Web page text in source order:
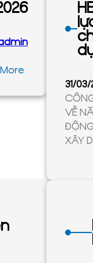
:
A26.06.2026
31/
VỀ
XÂY